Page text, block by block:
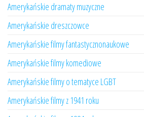
Amerykańskie dramaty muzyczne
Amerykańskie dreszczowce
Amerykańskie filmy fantastycznonaukowe
Amerykańskie filmy komediowe
Amerykańskie filmy o tematyce LGBT
Amerykańskie filmy z 1941 roku